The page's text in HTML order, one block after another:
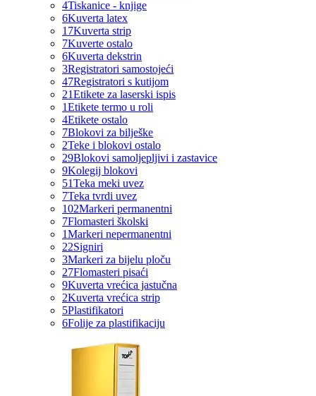
4Tiskanice - knjige
6Kuverta latex
17Kuverta strip
7Kuverte ostalo
6Kuverta dekstrin
3Registratori samostojeći
47Registratori s kutijom
21Etikete za laserski ispis
1Etikete termo u roli
4Etikete ostalo
7Blokovi za bilješke
2Teke i blokovi ostalo
29Blokovi samoljepljivi i zastavice
9Kolegij blokovi
51Teka meki uvez
7Teka tvrdi uvez
102Markeri permanentni
7Flomasteri školski
1Markeri nepermanentni
22Signiri
3Markeri za bijelu ploču
27Flomasteri pisaći
9Kuverta vrećica jastučna
2Kuverta vrećica strip
5Plastifikatori
6Folije za plastifikaciju